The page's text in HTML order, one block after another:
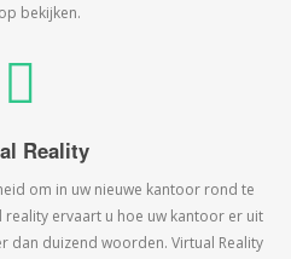
bekijken.
Reality
om in uw nieuwe kantoor rond te
ervaart u hoe uw kantoor er uit
dan duizend woorden. Virtual Reality